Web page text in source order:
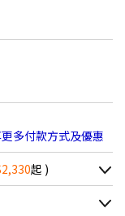
多付款方式及優惠
起 )
主